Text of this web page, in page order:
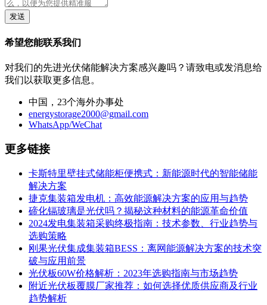
发送
希望您能联系我们
对我们的先进光伏储能解决方案感兴趣吗？请致电或发消息给
我们以获取更多信息。
中国，23个海外办事处
energystorage2000@gmail.com
WhatsApp/WeChat
更多链接
卡斯特里壁挂式储能柜便携式：新能源时代的智能储能
解决方案
捷克集装箱发电机：高效能源解决方案的应用与趋势
碲化镉玻璃是光伏吗？揭秘这种材料的能源革命价值
2024发电集装箱采购终极指南：技术参数、行业趋势与
选购策略
刚果光伏集成集装箱BESS：离网能源解决方案的技术突
破与应用前景
光伏板60W价格解析：2023年选购指南与市场趋势
附近光伏板覆膜厂家推荐：如何选择优质供应商及行业
趋势解析